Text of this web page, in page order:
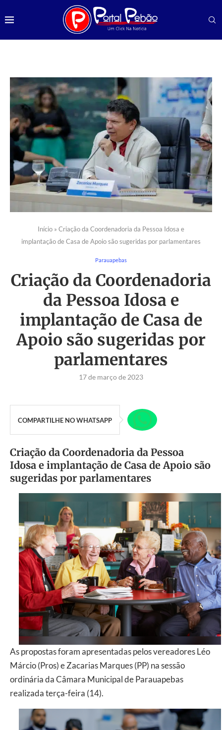
Início » Criação da Coordenadoria da Pessoa Idosa e
implantação de Casa de Apoio são sugeridas por parlamentares
Parauapebas
Criação da Coordenadoria
da Pessoa Idosa e
implantação de Casa de
Apoio são sugeridas por
parlamentares
17 de março de 2023
COMPARTILHE NO WHATSAPP
Criação da Coordenadoria da Pessoa
Idosa e implantação de Casa de Apoio são
sugeridas por parlamentares
As propostas foram apresentadas pelos vereadores Léo
Márcio (Pros) e Zacarias Marques (PP) na sessão
ordinária da Câmara Municipal de Parauapebas
realizada terça-feira (14).